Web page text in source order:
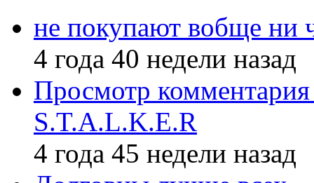
не покупают вобще ни
4 года 40 недели назад
Просмотр
S.T.A.L.K.E.R
4 года 45 недели назад